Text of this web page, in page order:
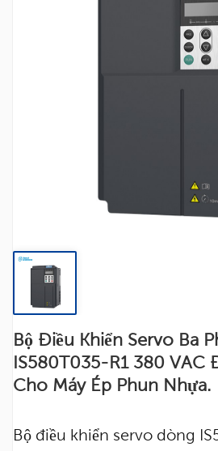
Bộ Điều Khiển Servo Ba
IS580T035-R1 380 VAC
Cho Máy Ép Phun Nhựa.
Bộ điều khiển servo dòng